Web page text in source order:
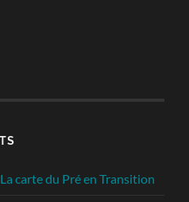
La carte du Pré en Transition